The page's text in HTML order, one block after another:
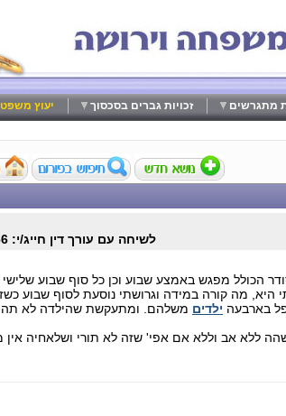
מתגרשים זכויות גברים בסכסוך יעוץ
לשיחה עם עורך דין חייג/י: 03-9239966
גרושין מסודר הכולל מפגש באמצע שבוע וכן כל סוף שבוע
מה קורה במידה וגרושתי נוסעת לסוף שבוע
בארבעה ילדים משלהם. ומתעקשת שהילדה לא
ללא אב וללא אם אפי' שזה לא תורי ושלאחיה